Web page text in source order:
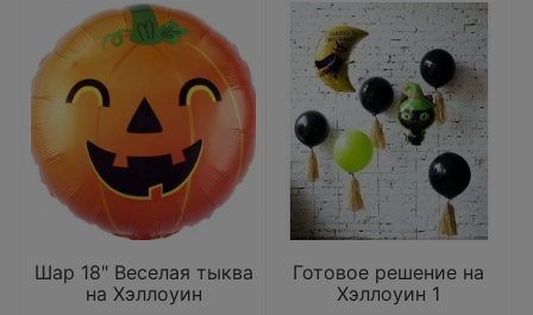
Шар 18" Веселая тыква
на Хэллоуин
Готовое решение на
Хэллоуин 1